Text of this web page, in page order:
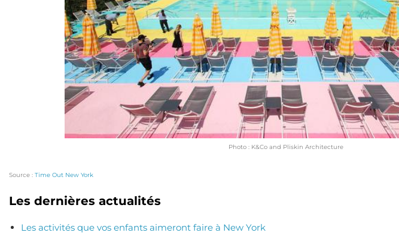
Photo : K&Co and Pliskin Architecture
Source : Time Out New York
Les dernières actualités
Les activités que vos enfants aimeront faire à New York